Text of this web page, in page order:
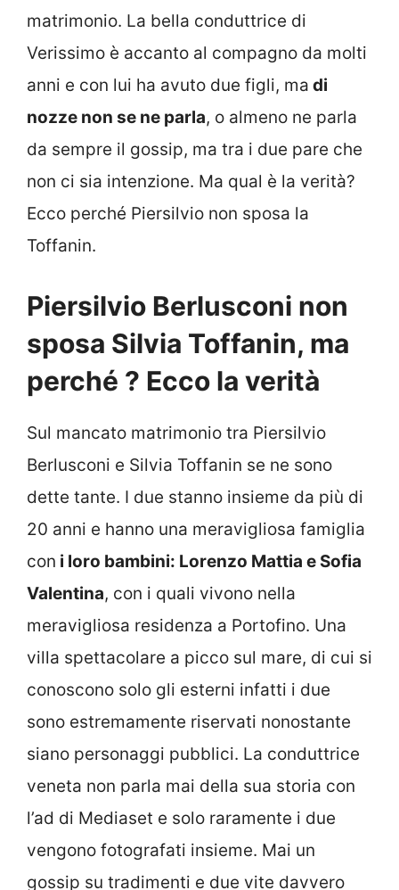
matrimonio. La bella conduttrice di
Verissimo è accanto al compagno da molti
anni e con lui ha avuto due figli, ma di
nozze non se ne parla, o almeno ne parla
da sempre il gossip, ma tra i due pare che
non ci sia intenzione. Ma qual è la verità?
Ecco perché Piersilvio non sposa la
Toffanin.
Piersilvio Berlusconi non
sposa Silvia Toffanin, ma
perché ? Ecco la verità
Sul mancato matrimonio tra Piersilvio
Berlusconi e Silvia Toffanin se ne sono
dette tante. I due stanno insieme da più di
20 anni e hanno una meravigliosa famiglia
con i loro bambini: Lorenzo Mattia e Sofia
Valentina, con i quali vivono nella
meravigliosa residenza a Portofino. Una
villa spettacolare a picco sul mare, di cui si
conoscono solo gli esterni infatti i due
sono estremamente riservati nonostante
siano personaggi pubblici. La conduttrice
veneta non parla mai della sua storia con
l’ad di Mediaset e solo raramente i due
vengono fotografati insieme. Mai un
gossip su tradimenti e due vite davvero